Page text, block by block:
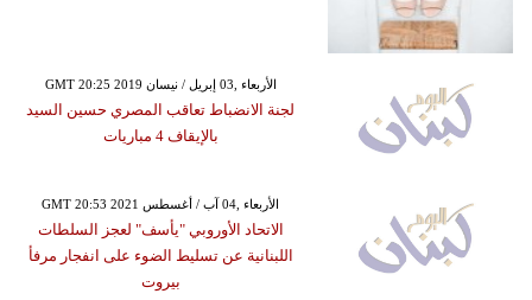
GMT 20:25 2019 الأربعاء ,03 إبريل / نيسان
لجنة الانضباط تعاقب المصري حسين السيد
بالإيقاف 4 مباريات
GMT 20:53 2021 الأربعاء ,04 آب / أغسطس
الاتحاد الأوروبي "يأسف" لعجز السلطات
اللبنانية عن تسليط الضوء على انفجار مرفأ
بيروت